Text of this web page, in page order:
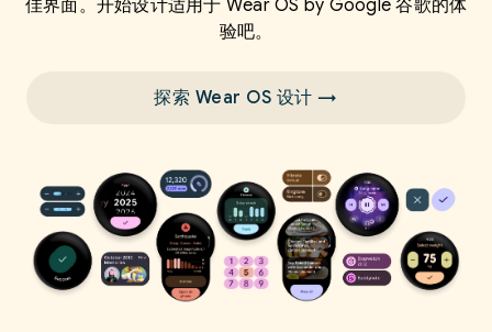
佳界面。开始设计适用于 Wear OS by Google 谷歌的体
验吧。
探索 Wear OS 设计 →